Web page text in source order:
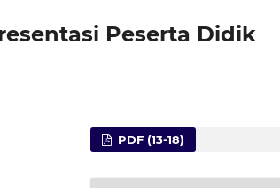
Peserta Didik
PDF (13-18)